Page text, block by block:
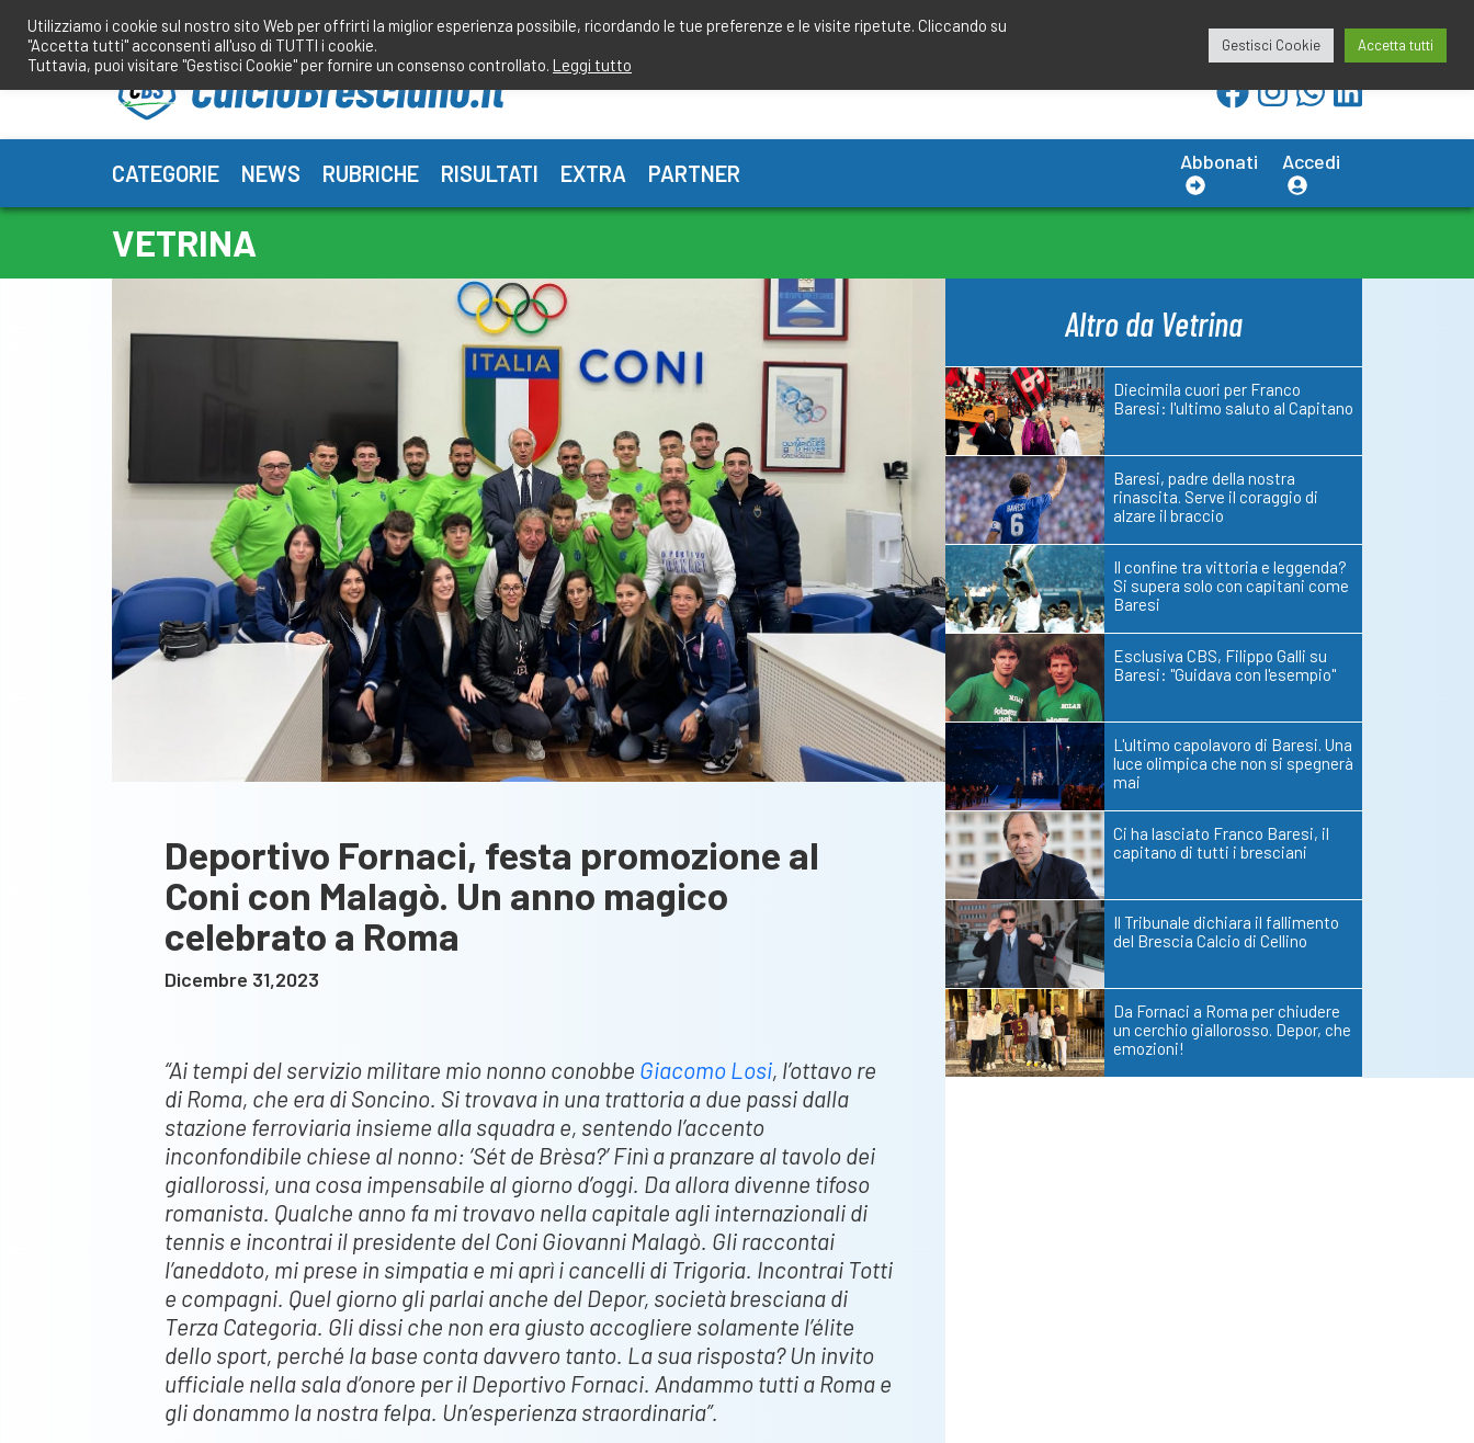
contenuto
redazione@calciobresciano.it
CATEGORIE NEWS RUBRICHE RISULTATI EXTRA PARTNER Abbonati Accedi
VETRINA
Deportivo Fornaci, festa promozione al
Coni con Malagò. Un anno magico
celebrato a Roma
Dicembre 31,2023
“Ai tempi del servizio militare mio nonno conobbe Giacomo Losi, l’ottavo re
di Roma, che era di Soncino. Si trovava in una trattoria a due passi dalla
stazione ferroviaria insieme alla squadra e, sentendo l’accento
inconfondibile chiese al nonno: ‘Sét de Brèsa?’ Finì a pranzare al tavolo dei
giallorossi, una cosa impensabile al giorno d’oggi. Da allora divenne tifoso
romanista. Qualche anno fa mi trovavo nella capitale agli internazionali di
tennis e incontrai il presidente del Coni Giovanni Malagò. Gli raccontai
l’aneddoto, mi prese in simpatia e mi aprì i cancelli di Trigoria. Incontrai Totti
e compagni. Quel giorno gli parlai anche del Depor, società bresciana di
Terza Categoria. Gli dissi che non era giusto accogliere solamente l’élite
dello sport, perché la base conta davvero tanto. La sua risposta? Un invito
ufficiale nella sala d’onore per il Deportivo Fornaci. Andammo tutti a Roma e
gli donammo la nostra felpa. Un’esperienza straordinaria”.
Altro da Vetrina
Diecimila cuori per Franco
Baresi: l'ultimo saluto al Capitano
Baresi, padre della nostra
rinascita. Serve il coraggio di
alzare il braccio
Il confine tra vittoria e leggenda?
Si supera solo con capitani come
Baresi
Esclusiva CBS, Filippo Galli su
Baresi: "Guidava con l'esempio"
L'ultimo capolavoro di Baresi. Una
luce olimpica che non si spegnerà
mai
Ci ha lasciato Franco Baresi, il
capitano di tutti i bresciani
Il Tribunale dichiara il fallimento
del Brescia Calcio di Cellino
Da Fornaci a Roma per chiudere
un cerchio giallorosso. Depor, che
emozioni!
Utilizziamo i cookie sul nostro sito Web per offrirti la miglior esperienza possibile, ricordando le tue preferenze e le visite ripetute. Cliccando su
"Accetta tutti" acconsenti all'uso di TUTTI i cookie.
Tuttavia, puoi visitare "Gestisci Cookie" per fornire un consenso controllato. Leggi tutto
Gestisci Cookie Accetta tutti